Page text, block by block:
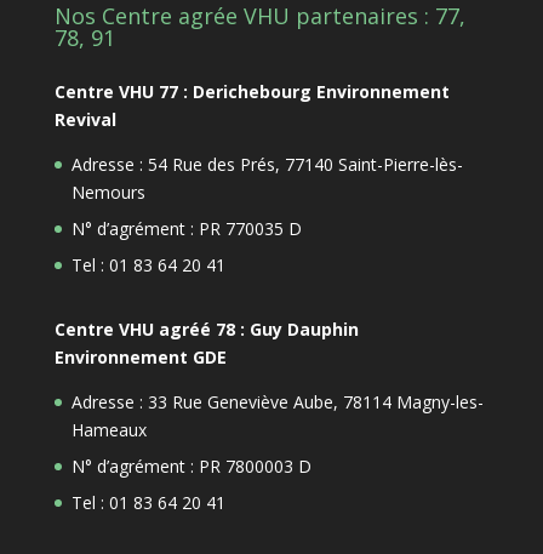
Nos Centre agrée VHU partenaires : 77,
78, 91
Centre VHU 77 : Derichebourg Environnement
Revival
Adresse : 54 Rue des Prés, 77140 Saint-Pierre-lès-
Nemours
N° d’agrément : PR 770035 D
Tel : 01 83 64 20 41
Centre VHU agréé 78 : Guy Dauphin
Environnement GDE
Adresse : 33 Rue Geneviève Aube, 78114 Magny-les-
Hameaux
N° d’agrément : PR 7800003 D
Tel : 01 83 64 20 41